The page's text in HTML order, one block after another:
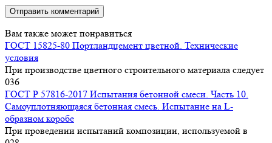
Вам также может понравиться
ГОСТ 15825-80 Портландцемент цветной. Технические
условия
При производстве цветного строительного материала следует
036
ГОСТ Р 57816-2017 Испытания бетонной смеси. Часть 10.
Самоуплотняющаяся бетонная смесь. Испытание на L-
образном коробе
При проведении испытаний композиции, используемой в